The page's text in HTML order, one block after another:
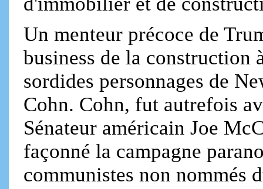
Un menteur précoce de
business de la construction
sordides personnages de
Cohn. Cohn, fut autrefois
Sénateur américain Joe
façonné la campagne
communistes non nommés